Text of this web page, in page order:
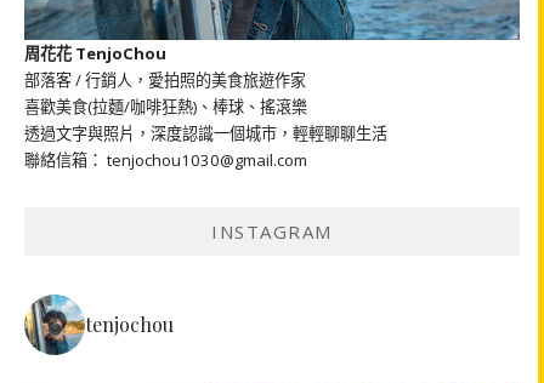
周花花 TenjoChou
部落客 / 行銷人，愛拍照的美食旅遊作家
喜歡美食(拉麵/咖啡狂熱)、棒球、搖滾樂
透過文字與照片，深度認識一個城市，輕輕聊聊生活
聯絡信箱： tenjochou1030@gmail.com
INSTAGRAM
tenjochou